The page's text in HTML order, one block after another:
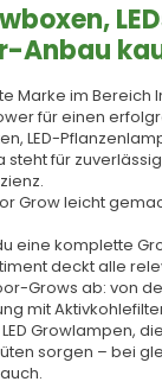
Anbau
Marke im Bereich
für einen
LED-
steht für
Grow leicht
eine komplette
deckt alle
Grows ab: von
mit
Growlampen,
sorgen – bei